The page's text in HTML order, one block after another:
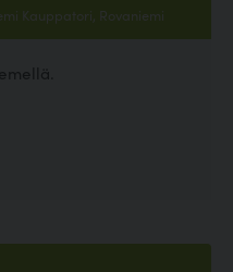
Kauppatori, Rovaniemi